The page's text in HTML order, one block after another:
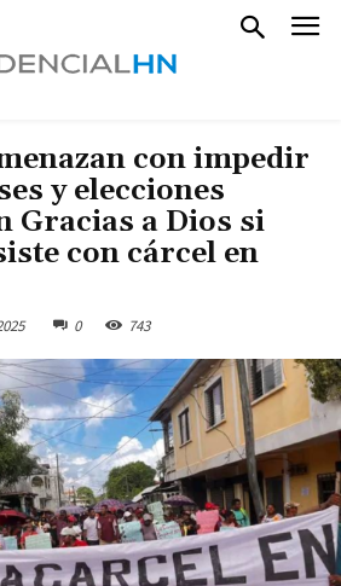
con impedir
y elecciones
Gracias a Dios si
con cárcel en
0 743